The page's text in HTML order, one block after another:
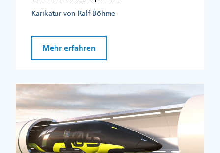
Karikatur von Ralf Böhme
Mehr erfahren